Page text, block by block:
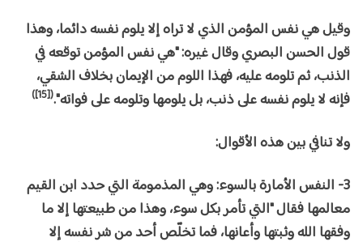
وقيل هي نفس المؤمن الذي لا تراه إلا يلوم نفسه دائما، وهذا
قول الحسن البصري وقال غيره: "هي نفس المؤمن توقعه في
الذنب، ثم تلومه عليه، فهذا اللوم من الإيمان بخلاف الشقي،
فإنه لا يلوم نفسه على ذنب، بل يلومها وتلومه على فواته".([15])
ولا تنافي بين هذه الأقوال:
3- النفس الأمارة بالسوء: وهي المذمومة التي حدد ابن القيم
معالمها فقال "التي تأمر بكل سوء، وهذا من طبيعتها إلا ما
وفقها الله وثبتها وأعانها، فما تخلّص أحد من شر نفسه إلا